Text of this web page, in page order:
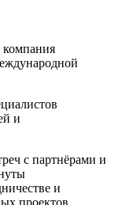
компания
и
с партнёрами и
и